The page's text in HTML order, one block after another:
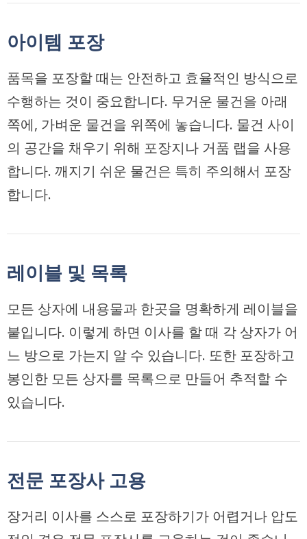
아이템 포장
품목을 포장할 때는 안전하고 효율적인 방식으로
수행하는 것이 중요합니다. 무거운 물건을 아래
쪽에, 가벼운 물건을 위쪽에 놓습니다. 물건 사이
의 공간을 채우기 위해 포장지나 거품 랩을 사용
합니다. 깨지기 쉬운 물건은 특히 주의해서 포장
합니다.
레이블 및 목록
모든 상자에 내용물과 한곳을 명확하게 레이블을
붙입니다. 이렇게 하면 이사를 할 때 각 상자가 어
느 방으로 가는지 알 수 있습니다. 또한 포장하고
봉인한 모든 상자를 목록으로 만들어 추적할 수
있습니다.
전문 포장사 고용
장거리 이사를 스스로 포장하기가 어렵거나 압도